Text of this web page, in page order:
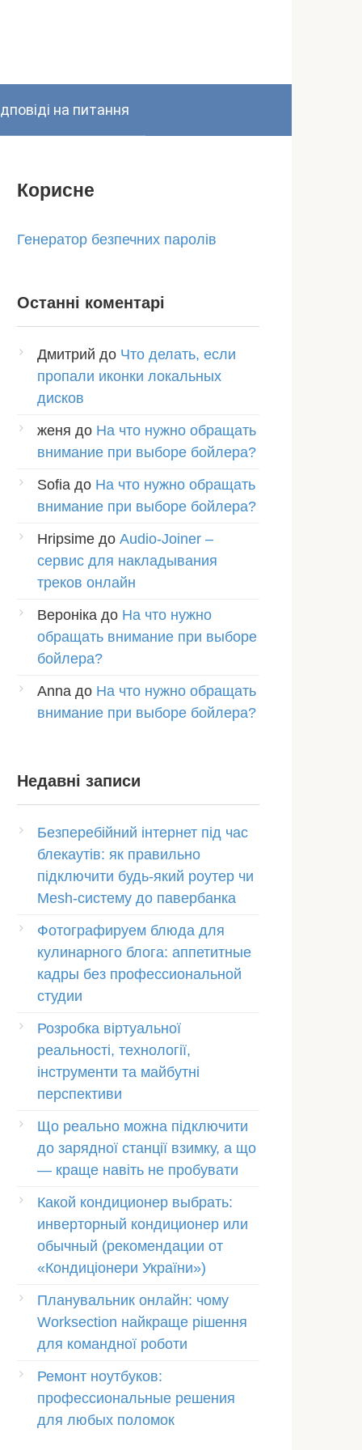
на питання
Корисне
Генератор безпечних паролів
Останні коментарі
Дмитрий до Что делать, если
пропали иконки локальных
дисков
женя до На что нужно обращать
внимание при выборе бойлера?
Sofia до На что нужно обращать
внимание при выборе бойлера?
Hripsime до Audio-Joiner –
сервис для накладывания
треков онлайн
Вероніка до На что нужно
обращать внимание при выборе
бойлера?
Anna до На что нужно обращать
внимание при выборе бойлера?
Недавні записи
Безперебійний інтернет під час
блекаутів: як правильно
підключити будь-який роутер чи
Mesh-систему до павербанка
Фотографируем блюда для
кулинарного блога: аппетитные
кадры без профессиональной
студии
Розробка віртуальної
реальності, технології,
інструменти та майбутні
перспективи
Що реально можна підключити
до зарядної станції взимку, а що
— краще навіть не пробувати
Какой кондиционер выбрать:
инверторный кондиционер или
обычный (рекомендации от
«Кондиціонери України»)
Планувальник онлайн: чому
Worksection найкраще рішення
для командної роботи
Ремонт ноутбуков:
профессиональные решения
для любых поломок